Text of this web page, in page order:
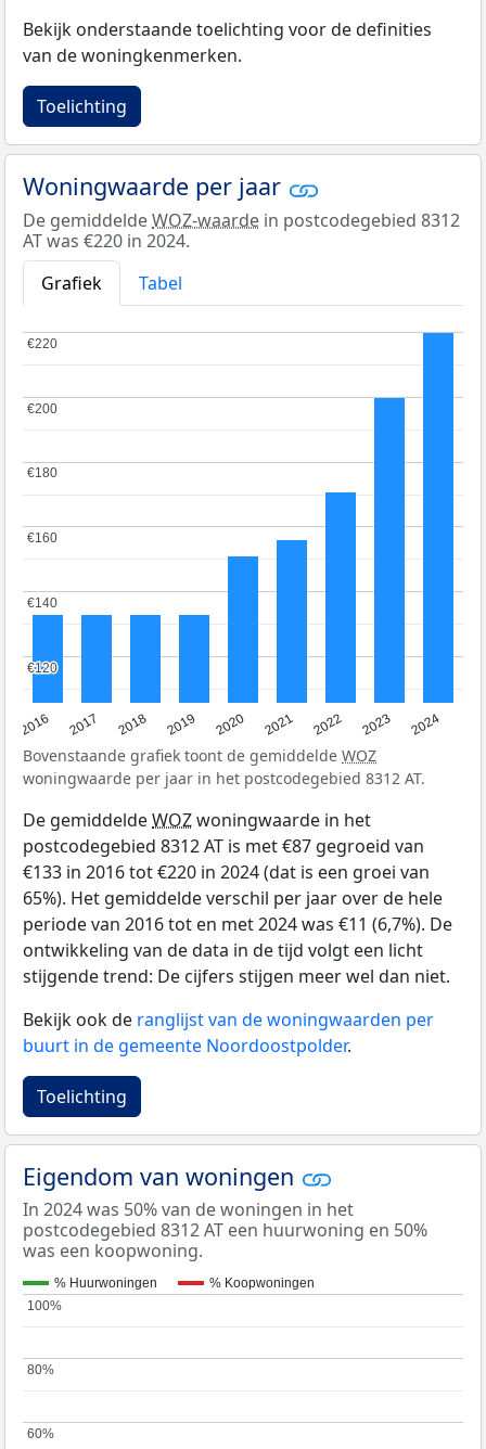
Bekijk onderstaande toelichting voor de definities
van de woningkenmerken.
Toelichting
Woningwaarde per jaar
De gemiddeldeWOZ-waarde in postcodegebied 8312
AT was €220 in 2024.
Grafiek
Tabel
2016 2017 2018 2019 2020 2021 2022 2023 2024
€120
€120
€140
€140
€160
€160
€180
€180
€200
€200
€220
€220
Bovenstaande grafiek toont de gemiddelde WOZ
woningwaarde per jaar in het postcodegebied 8312 AT.
De gemiddeldeWOZwoningwaarde in het
postcodegebied 8312 AT is met €87 gegroeid van
€133 in 2016 tot €220 in 2024 (dat is een groei van
65%). Het gemiddelde verschil per jaar over de hele
periode van 2016 tot en met 2024 was €11 (6,7%). De
ontwikkeling van de data in de tijd volgt een licht
stijgende trend: De cijfers stijgen meer wel dan niet.
Bekijk ook de ranglijst van de woningwaarden per
buurt in de gemeente Noordoostpolder.
Toelichting
Eigendom van woningen
In 2024 was 50% van de woningen in het
postcodegebied 8312 AT een huurwoning en 50%
was een koopwoning.
% Huurwoningen % Koopwoningen
60%
60%
80%
80%
100%
100%